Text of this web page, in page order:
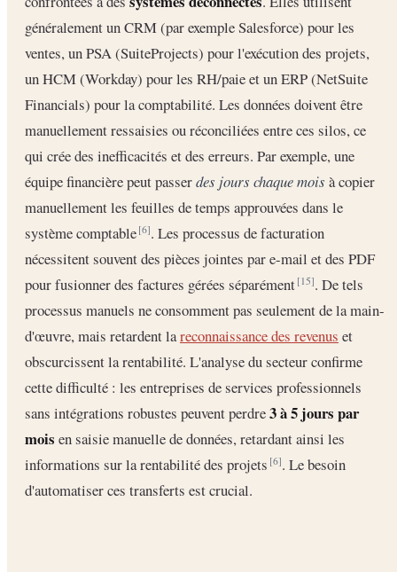
généralement un CRM (par exemple Salesforce) pour les
ventes, un PSA (SuiteProjects) pour l'exécution des projets,
un HCM (Workday) pour les RH/paie et un ERP (NetSuite
Financials) pour la comptabilité. Les données doivent être
manuellement ressaisies ou réconciliées entre ces silos, ce
qui crée des inefficacités et des erreurs. Par exemple, une
équipe financière peut passerdes jours chaque mois à copier
manuellement les feuilles de temps approuvées dans le
système comptable[6]. Les processus de facturation
nécessitent souvent des pièces jointes par e-mail et des PDF
pour fusionner des factures gérées séparément[15]. De tels
processus manuels ne consomment pas seulement de la main-
d'œuvre, mais retardent lareconnaissance des revenus et
obscurcissent la rentabilité. L'analyse du secteur confirme
cette difficulté : les entreprises de services professionnels
sans intégrations robustes peuvent perdre3 à 5 jours par
mois en saisie manuelle de données, retardant ainsi les
informations sur la rentabilité des projets[6]. Le besoin
d'automatiser ces transferts est crucial.